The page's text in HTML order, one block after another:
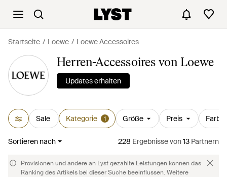
Startseite Loewe Loewe Accessoires
Herren-Accessoires von Loewe
Updates erhalten
Sale Kategorie 1 Größe Preis Farbe
Sortieren nach 228 Ergebnissevon13 Partnern
Provisionen und andere an Lyst gezahlte Leistungen können das
Ranking des Artikels bei dieser Suche beeinflussen. Weitere